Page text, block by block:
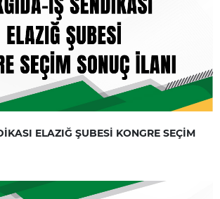
ELAZIĞ ŞUBESİ KONGRE SEÇİM